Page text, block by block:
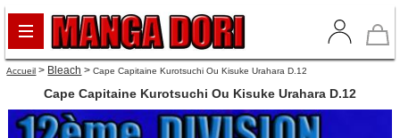
Accueil > Bleach >Cape Capitaine Kurotsuchi Ou Kisuke Urahara D.12
Cape Capitaine Kurotsuchi Ou Kisuke Urahara D.12